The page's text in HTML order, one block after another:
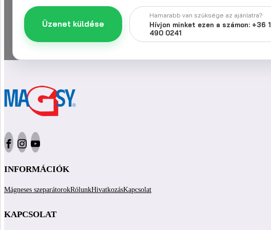
Üzenet küldése
Hamarabb van szüksége az ajánlatra?
Hívjon minket ezen a számon: +36 1
490 0241
INFORMÁCIÓK
Mágneses szeparátorokRólunkHivatkozásKapcsolat
KAPCSOLAT